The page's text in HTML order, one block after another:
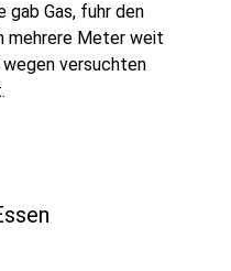
Gas, fuhr den
mehrere Meter weit
versuchten